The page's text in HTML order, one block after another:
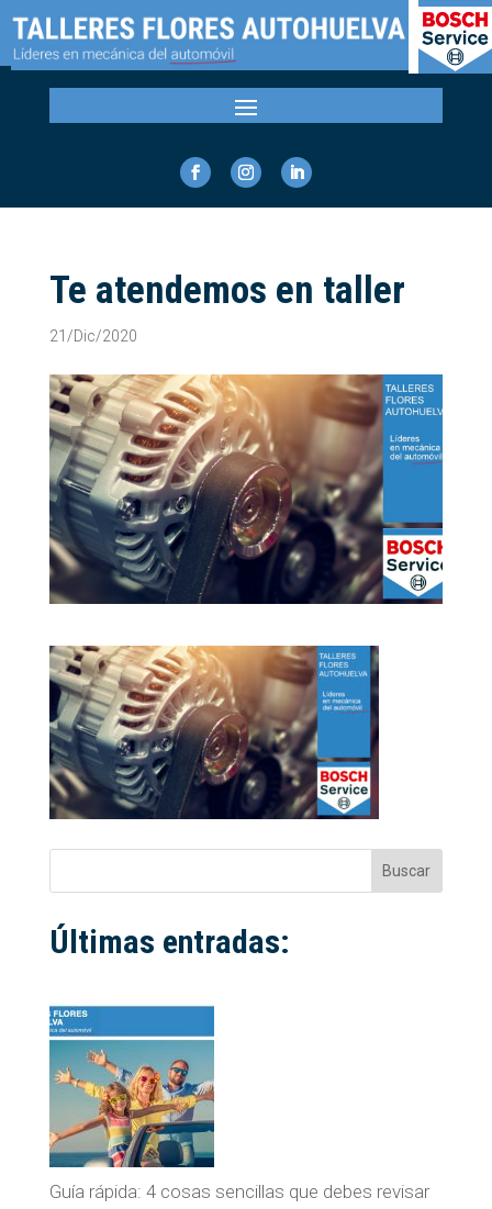
Te atendemos en taller
21/Dic/2020
Buscar
Últimas entradas:
Guía rápida: 4 cosas sencillas que debes revisar